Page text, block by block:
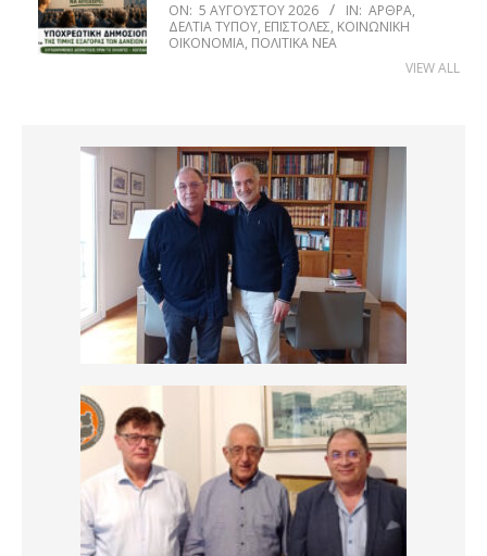
ON: 5 ΑΥΓΟΎΣΤΟΥ 2026 IN: ΆΡΘΡΑ,
ΔΕΛΤΊΑ ΤΎΠΟΥ, ΕΠΙΣΤΟΛΈΣ, ΚΟΙΝΩΝΙΚΉ
ΟΙΚΟΝΟΜΊΑ, ΠΟΛΙΤΙΚΆ ΝΈΑ
VIEW ALL